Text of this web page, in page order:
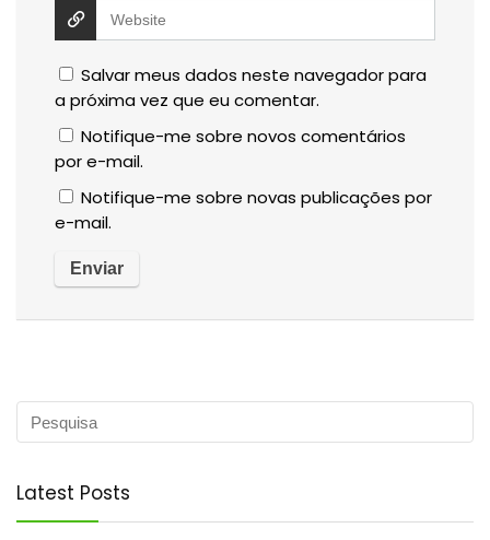
Salvar meus dados neste navegador para
a próxima vez que eu comentar.
Notifique-me sobre novos comentários
por e-mail.
Notifique-me sobre novas publicações por
e-mail.
Latest Posts